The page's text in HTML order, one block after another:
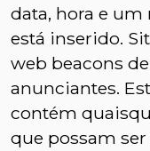
data, hora e
está inserido.
web beacons
anunciantes.
contém
que possam